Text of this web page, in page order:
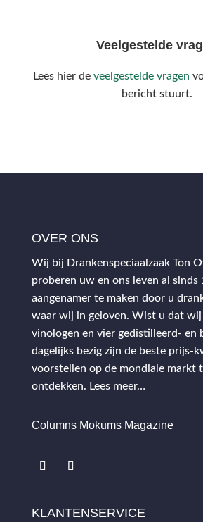
Veelgestelde
Lees hier deveelgestelde vragen
bericht stuurt.
OVER ONS
Wij bij Drankenspeciaalzaak Ton
proberen uw en ons leven al sinds
aangenamer te maken door u
waar wij in geloven. Wist u dat
vinologen en vier gedistilleerd- en
dagelijks bezig zijn de beste prijs-
voorstellen op de mondiale markt
ontdekken. Lees meer…
Columns Mokums Magazine
KLANTENSERVICE